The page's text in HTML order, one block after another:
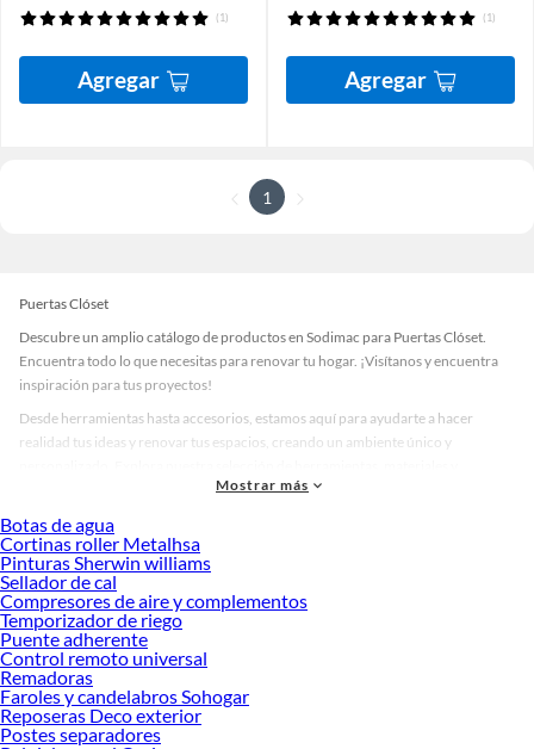
(1)
Agregar
(1)
Agregar
1
Puertas Clóset
Descubre un amplio catálogo de productos en Sodimac para Puertas Clóset.
Encuentra todo lo que necesitas para renovar tu hogar. ¡Visítanos y encuentra
inspiración para tus proyectos!
Desde herramientas hasta accesorios, estamos aquí para ayudarte a hacer
realidad tus ideas y renovar tus espacios, creando un ambiente único y
accesorios de calidad que te ayudarán a crear un espacio más tú.
Desde remodelaciones hasta proyectos de decoración, estamos aquí para hacer
tus ideas realidad. ¡Visítanos y encuentra todo lo que tenemos para ofrecerte en
Puertas Clóset!
Explora la variedad de productos de Puertas Clóset en Sodimac
Herramientas, materiales y accesorios de calidad para tus proyectos y
renovación de espacios. ¡Visítanos y descubre todo lo que tenemos para
ofrecerte!
Encuentra una amplia variedad de productos de Puertas Clóset en Sodimac.
Encuentra todo lo necesario para tus proyectos de renovación y decoración.
Mostrar más
Botas de agua
Cortinas roller Metalhsa
Pinturas Sherwin williams
Sellador de cal
Compresores de aire y complementos
Temporizador de riego
Puente adherente
Control remoto universal
Remadoras
Faroles y candelabros Sohogar
Reposeras Deco exterior
Postes separadores